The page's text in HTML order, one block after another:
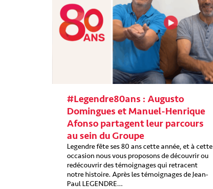
#Legendre80ans : Augusto
Domingues et Manuel-Henrique
Afonso partagent leur parcours
au sein du Groupe
Legendre fête ses 80 ans cette année, et à cette
occasion nous vous proposons de découvrir ou
redécouvrir des témoignages qui retracent
notre histoire. Après les témoignages de Jean-
Paul LEGENDRE…